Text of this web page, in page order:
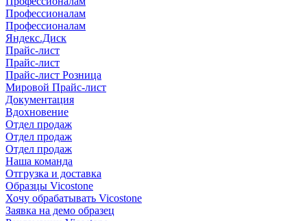
Профессионалам
Профессионалам
Яндекс.Диск
Прайс-лист
Прайс-лист
Прайс-лист Розница
Мировой Прайс-лист
Документация
Вдохновение
Отдел продаж
Отдел продаж
Отдел продаж
Наша команда
Отгрузка и доставка
Образцы Vicostone
Хочу обрабатывать Vicostone
Заявка на демо образец